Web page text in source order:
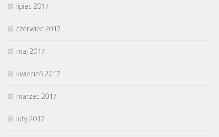
lipiec 2017
czerwiec 2017
maj 2017
kwiecień 2017
marzec 2017
luty 2017